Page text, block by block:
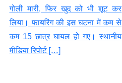
बच्चे को जन्म देकर उसे यहां की
नागरिकता दिलाने के उद्देश्य से विदेशियों
के ‘बर्थ टूरिज्म’ (जन्म पर्यटन) के मामलों
पर सख्ती करने के साथ ही, जन्म के